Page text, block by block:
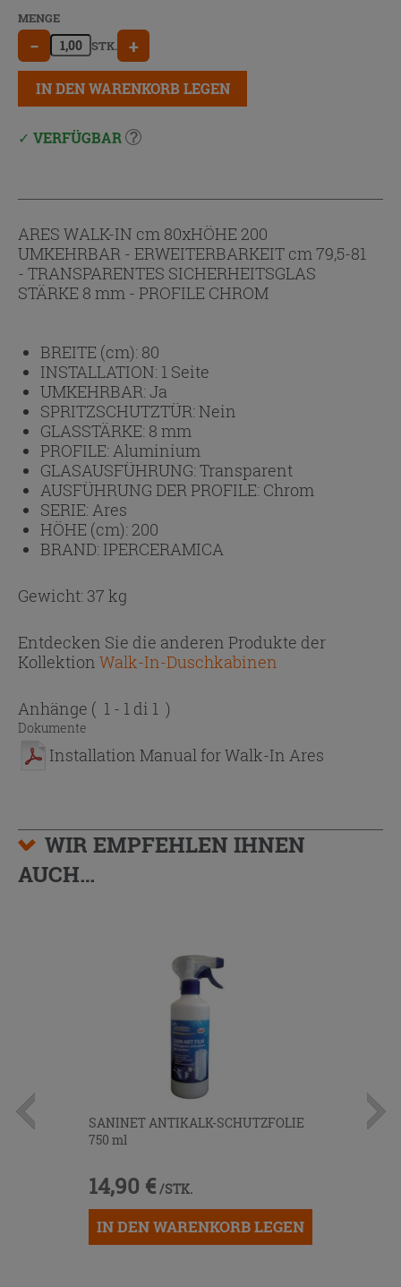
MENGE
− STK. +
IN DEN WARENKORB LEGEN
VERFÜGBAR
ARES WALK-IN cm 80xHÖHE 200
UMKEHRBAR - ERWEITERBARKEIT cm 79,5-81
- TRANSPARENTES SICHERHEITSGLAS
STÄRKE 8 mm - PROFILE CHROM
BREITE (cm): 80
INSTALLATION: 1 Seite
UMKEHRBAR:Ja
SPRITZSCHUTZTÜR:Nein
GLASSTÄRKE: 8 mm
PROFILE: Aluminium
GLASAUSFÜHRUNG:Transparent
AUSFÜHRUNG DER PROFILE: Chrom
SERIE: Ares
HÖHE (cm): 200
BRAND: IPERCERAMICA
Gewicht: 37 kg
Entdecken Sie die anderen Produkte der
Kollektion Walk-In-Duschkabinen
Anhänge ( 1 - 1 di 1 )
Dokumente
Installation Manual for Walk-In Ares
WIR EMPFEHLEN IHNEN
AUCH…
SANINET ANTIKALK-SCHUTZFOLIE
750 ml
14,90 € /STK.
IN DEN WARENKORB LEGEN